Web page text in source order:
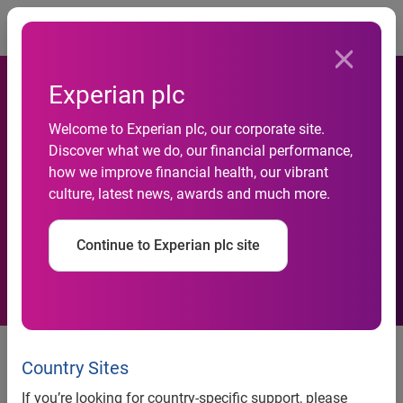
Experian plc
Welcome to Experian plc, our corporate site.
Discover what we do, our financial performance,
how we improve financial health, our vibrant
culture, latest news, awards and much more.
Continue to Experian plc site
Country Sites
If you’re looking for country-specific support, please
Le PMI britanniche sono
ottimiste
Più di due terzi di esse si
aspettano un 2012 in crescita